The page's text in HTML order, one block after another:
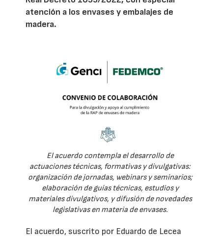
atención a los envases y embalajes de
madera.
El acuerdo contempla el desarrollo de
actuaciones técnicas, formativas y divulgativas:
organización de jornadas, webinars y seminarios;
elaboración de guías técnicas, estudios y
materiales divulgativos, y difusión de novedades
legislativas en materia de envases.
El acuerdo, suscrito por Eduardo de Lecea